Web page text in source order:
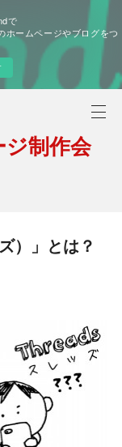
で
ホームページやブログをつ
制作会
）」とは？